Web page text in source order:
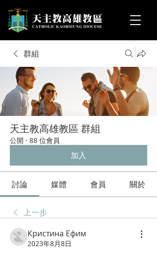
群組
天主教高雄教區 群組
公開 · 88 位會員
加入
討論 媒體 會員 關於
上一步
Кристина Ефим
2023年8月8日